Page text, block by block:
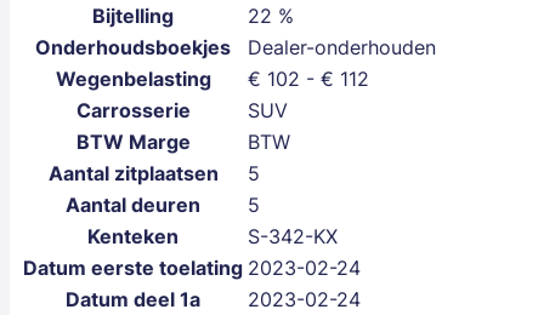
Bijtelling
22 %
Onderhoudsboekjes
Dealer-onderhouden
Wegenbelasting
€ 102 - € 112
Carrosserie
SUV
BTW Marge
BTW
Aantal zitplaatsen
5
Aantal deuren
5
Kenteken
S-342-KX
Datum eerste toelating 2023-02-24
Datum deel 1a
2023-02-24